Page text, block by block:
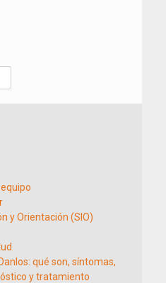
y Orientación (SIO)
qué son, síntomas,
y tratamiento